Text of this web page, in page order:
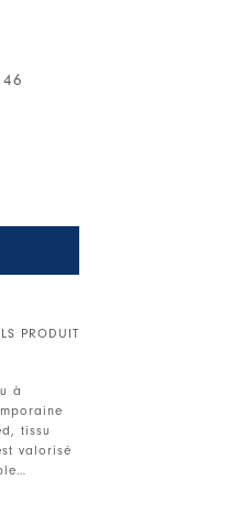
46
PRODUIT
à
tissu
valorisé